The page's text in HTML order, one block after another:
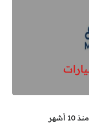
منذ 10 أشهر